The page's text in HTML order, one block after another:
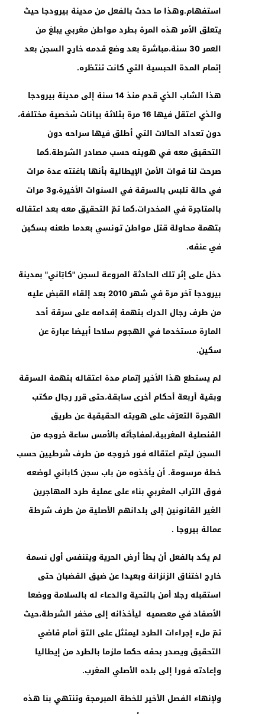
استفهام.وهذا ما حدث بالفعل من مدينة بيرودجا حيث
يتعلق الأمر هذه المرة بطرد مواطن مغربي يبلغ من
العمر 30 سنة،مباشرة بعد وضع قدمه خارج السجن بعد
إتمام المدة الحبسية التي كانت تنتظره.
هذا الشاب الذي قدم منذ 14 سنة إلى مدينة بيرودجا
والذي اعتقل فيها 16 مرة بثلاثة بيانات شخصية مختلفة،
دون تعداد الحالات التي أطلق فيها سراحه دون
التحقيق معه في هويته حسب مصادر الشرطة.كما
صرحت لنا قوات الأمن الإيطالية بأنها باغتته عدة مرات
في حالة تلبس بالسرقة في السنوات الأخيرة،و3 مرات
بالمتاجرة في المخدرات،كما تمّ التحقيق معه بعد اعتقاله
بتهمة محاولة قتل مواطن تونسي بعدما طعنه بسكين
في عنقه.
دخل على إثر تلك الحادثة المروعة لسجن "كابّاني" بمدينة
بيرودجا آخر مرة في شهر 2010 بعد إلقاء القبض عليه
من طرف رجال الدرك بتهمة إقدامه على سرقة أحد
المارة مستخدما في الهجوم سلاحا أبيضا عبارة عن
سكين.
لم يستطع هذا الأخير إتمام مدة اعتقاله بتهمة السرقة
وبقية أربعة أحكام أخرى سابقة،حتى قرر رجال مكتب
الهجرة التعرّف على هويته الحقيقية عن طريق
القنصلية المغربية،لمفاجأته بالأمس ساعة خروجه من
السجن ليتم اعتقاله فور خروجه من طرف شرطيين حسب
خطة مرسومة. أن يأخذوه من باب سجن كاباني لوضعه
فوق التراب المغربي بناء على عملية طرد المهاجرين
الغير القانونين إلى بلدانهم الأصلية من طرف شرطة
عمالة بيروجا .
لم يكد بالفعل أن يطأ أرض الحرية ويتنفس أول نسمة
خارج اختناق الزنزانة وبعيدا عن ضيق القضبان حتى
استقبله رجلا أمن بالتحية والدعاء له بالسلامة ووضعا
الأصفاد في معصميه ليأخذانه إلى مخفر الشرطة،حيث
تمّ ملء إجراءات الطرد ليمتثل على التوّ أمام قاضي
التحقيق ويصدر بحقه حكما ملزما بالطرد من إيطاليا
وإعادته فورا إلى بلده الأصلي المغرب.
ولإنهاء الفصل الأخير للخطة المبرمجة وتنتهي بنا هذه